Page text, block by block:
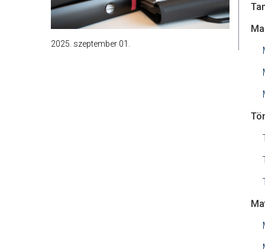
2025. szeptember 01.